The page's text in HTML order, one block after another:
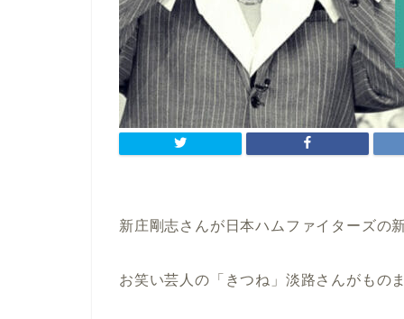
新庄剛志さんが日本ハムファイターズの
お笑い芸人の「きつね」淡路さんがもの